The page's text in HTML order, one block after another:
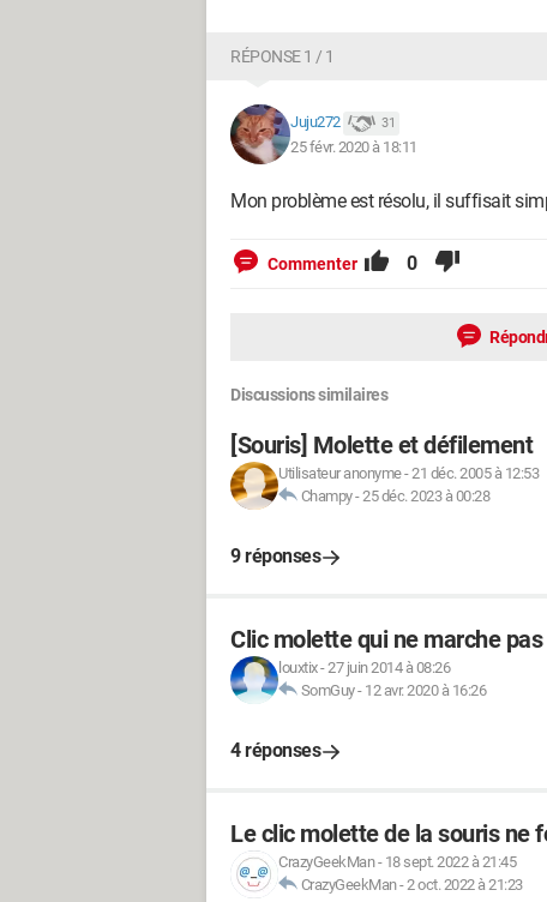
RÉPONSE 1 / 1
Juju272 31
25 févr. 2020 à 18:11
Mon problème est résolu, il suffisait
Commenter 0
Discussions similaires
[Souris] Molette et défilement
Utilisateur anonyme-21 déc. 2005 à 12:53
Champy-25 déc. 2023 à 00:28
9 réponses
Clic molette qui ne marche pas
louxtix-27 juin 2014 à 08:26
SomGuy- 12 avr. 2020 à 16:26
4 réponses
Le clic molette de la souris ne
CrazyGeekMan- 18 sept. 2022 à 21:45
CrazyGeekMan-2 oct. 2022 à 21:23